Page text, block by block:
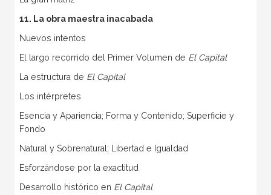
11. La obra maestra inacabada
Nuevos intentos
El largo recorrido del Primer Volumen de El Capital
La estructura de El Capital
Los intérpretes
Esencia y Apariencia; Forma y Contenido; Superficie y
Fondo
Natural y Sobrenatural; Libertad e Igualdad
Esforzándose por la exactitud
Desarrollo histórico en El Capital